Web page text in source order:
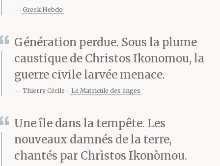
paroles s’en vont avec le
vent. Sinon pas un mot,
rien.
Et pourquoi tout ça ? Pour
rien. Groupements
solidaires, réseaux de
consommateurs, produits
Greek Hebdo
Génération perdue. Sous la plume
caustique de Christos Ikonomou, la
guerre civile larvée menace.
Thierry Cécile Le Matricule des anges
Une île dans la tempête. Les
nouveaux damnés de la terre,
chantés par Chrìstos Ikonòmou.